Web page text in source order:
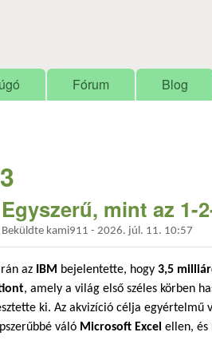
Fórum Blog
Egyszerű, mint az 1-
Beküldte kami911 - 2026. júl. 11. 10:57
az IBM bejelentette, hogy 3,5
, amely a világ első széles körben
ki. Az akvizíció célja egyértelmű
váló Microsoft Excel ellen,